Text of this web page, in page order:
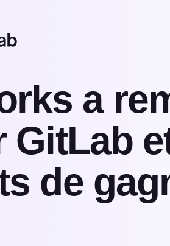
a
GitLab
de